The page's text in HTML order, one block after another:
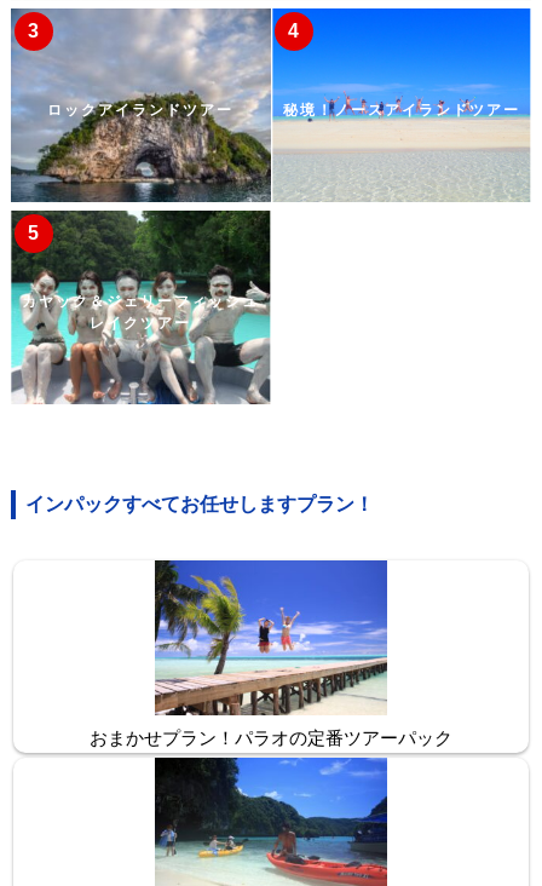
ロックアイランドツアー 秘境！ノースアイランドツアー
カヤック＆ジェリーフィッシュ
レイクツアー
インパックすべてお任せしますプラン！
おまかせプラン！パラオの定番ツアーパック